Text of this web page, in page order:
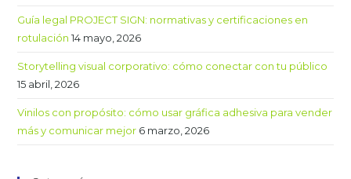
Guía legal PROJECT SIGN: normativas y certificaciones en
rotulación 14 mayo, 2026
Storytelling visual corporativo: cómo conectar con tu público
15 abril, 2026
Vinilos con propósito: cómo usar gráfica adhesiva para vender
más y comunicar mejor 6 marzo, 2026